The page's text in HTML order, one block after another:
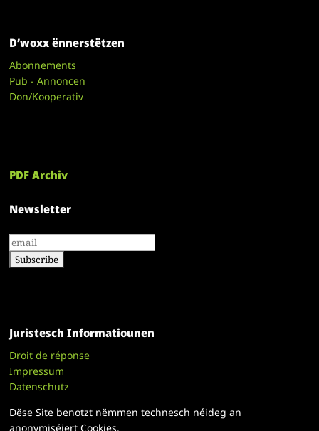
D’woxx ënnerstëtzen
Abonnements
Pub - Annoncen
Don/Kooperativ
PDF Archiv
Newsletter
Juristesch Informatiounen
Droit de réponse
Impressum
Datenschutz
Dëse Site benotzt nëmmen technesch néideg an
anonymiséiert Cookies.